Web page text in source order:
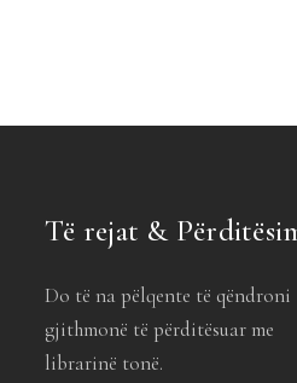
Të rejat &
Do të na pëlqente të qëndroni
gjithmonë të përditësuar me
librarinë tonë.